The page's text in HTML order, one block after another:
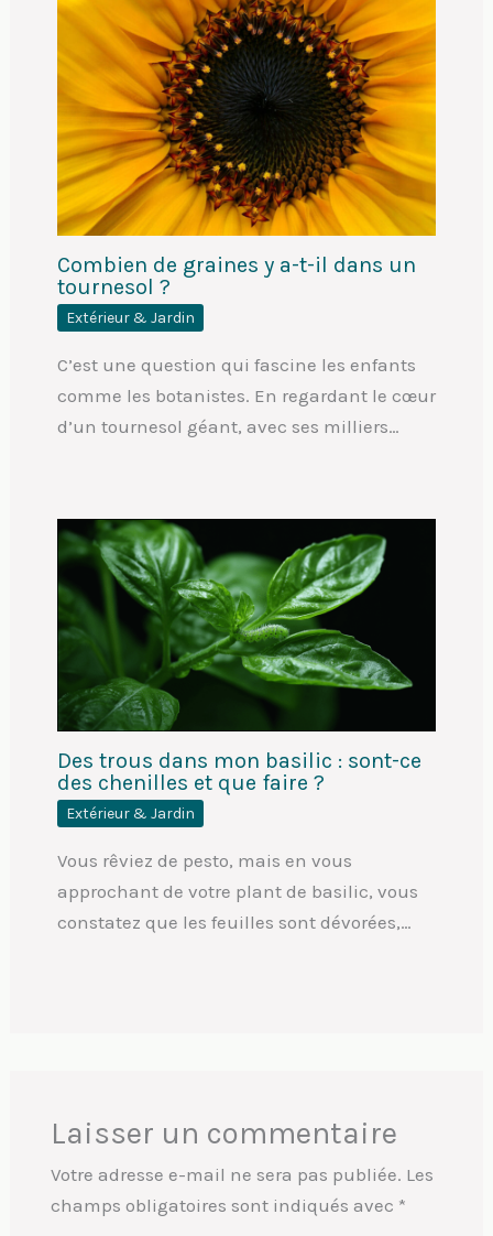
Combien de graines y a-t-il dans un
tournesol ?
Extérieur & Jardin
C’est une question qui fascine les enfants
comme les botanistes. En regardant le cœur
d’un tournesol géant, avec ses milliers…
Des trous dans mon basilic : sont-ce
des chenilles et que faire ?
Extérieur & Jardin
Vous rêviez de pesto, mais en vous
approchant de votre plant de basilic, vous
constatez que les feuilles sont dévorées,…
Laisser un commentaire
Votre adresse e-mail ne sera pas publiée. Les
champs obligatoires sont indiqués avec *